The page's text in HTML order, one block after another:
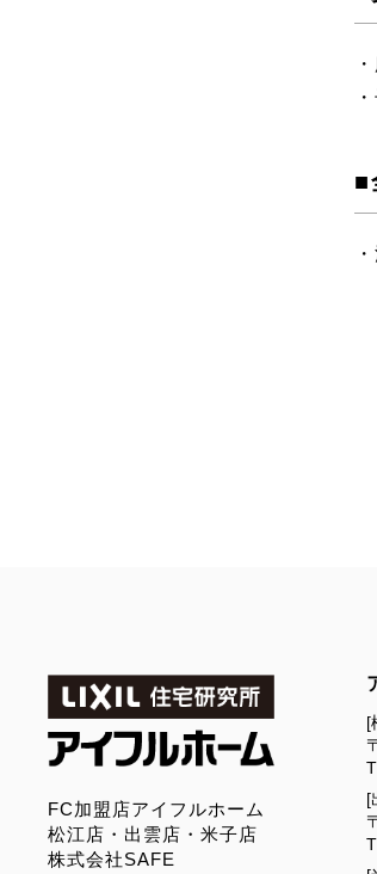
■
FC加盟店アイフルホーム
松江店・出雲店・米子店
株式会社SAFE
[
[